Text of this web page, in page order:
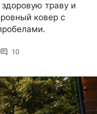
траву и
ковер с
10